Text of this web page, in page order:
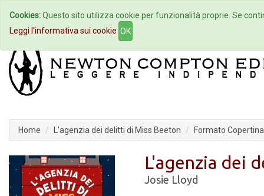
Home Autori Eventi
Home L'agenzia dei delitti di Miss Beeton Formato
L'agenzia dei
Josie Lloyd
Cookies:Questo sito utilizza cookie per funzionalità proprie. Se
Leggi l'informativa sui cookie OK